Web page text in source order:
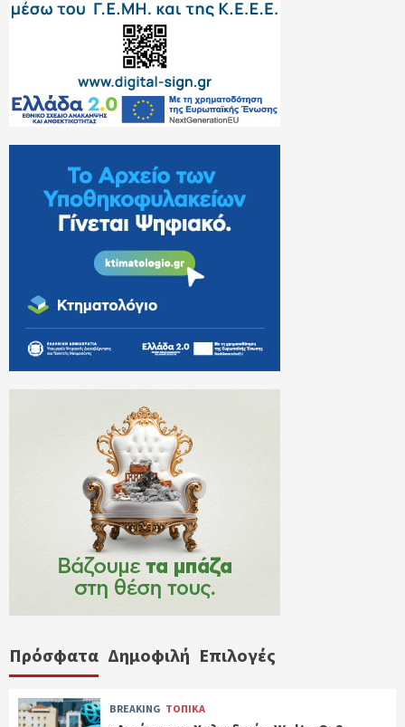
Πρόσφατα Δημοφιλή Επιλογές
BREAKING ΤΟΠΙΚΑ